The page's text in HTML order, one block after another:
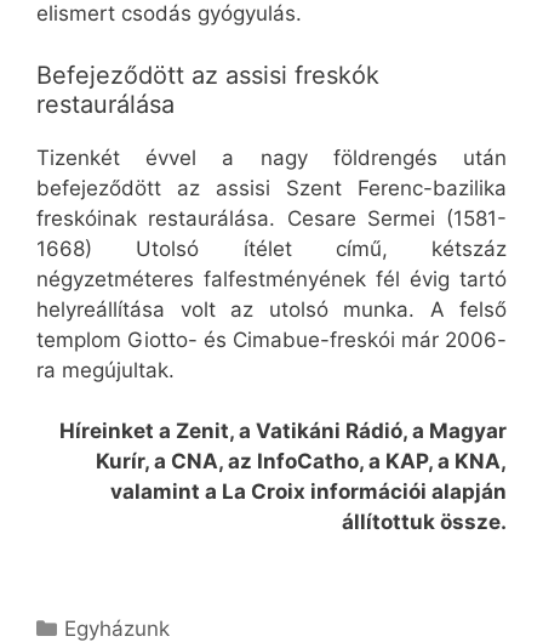
elismert csodás gyógyulás.
Befejeződött az assisi freskók
restaurálása
Tizenkét évvel a nagy földrengés után
befejeződött az assisi Szent Ferenc-bazilika
freskóinak restaurálása. Cesare Sermei (1581-
1668) Utolsó ítélet című, kétszáz
négyzetméteres falfestményének fél évig tartó
helyreállítása volt az utolsó munka. A felső
templom Giotto- és Cimabue-freskói már 2006-
ra megújultak.
Híreinket a Zenit, a Vatikáni Rádió, a Magyar
Kurír, a CNA, az InfoCatho, a KAP, a KNA,
valamint a La Croix információi alapján
állítottuk össze.
Kategória
Egyházunk